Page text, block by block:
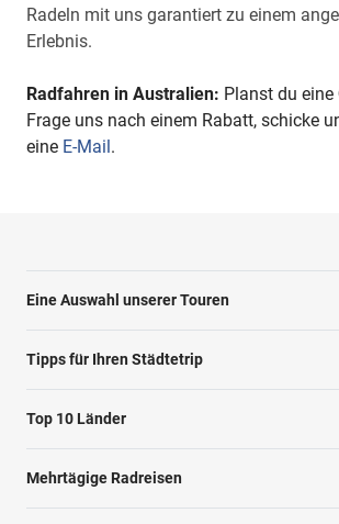
Radeln mit uns garantiert zu einem
Erlebnis.
Radfahren in Australien: Planst du eine
Frage uns nach einem Rabatt, schicke
eine E-Mail.
Eine Auswahl unserer Touren
Barcelona Highlights Tour
Berlin Highlights Tour
Highlights von Paris
Private Tour Tallinn
Rom mit dem Fahrrad
Tipps für Ihren Städtetrip
Strände bei Athen
Barcelonas Stadtteile
Nahverkehr in Dublin
Top 10 Länder
Niederlande
Deutschland
Mehrtägige Radreisen